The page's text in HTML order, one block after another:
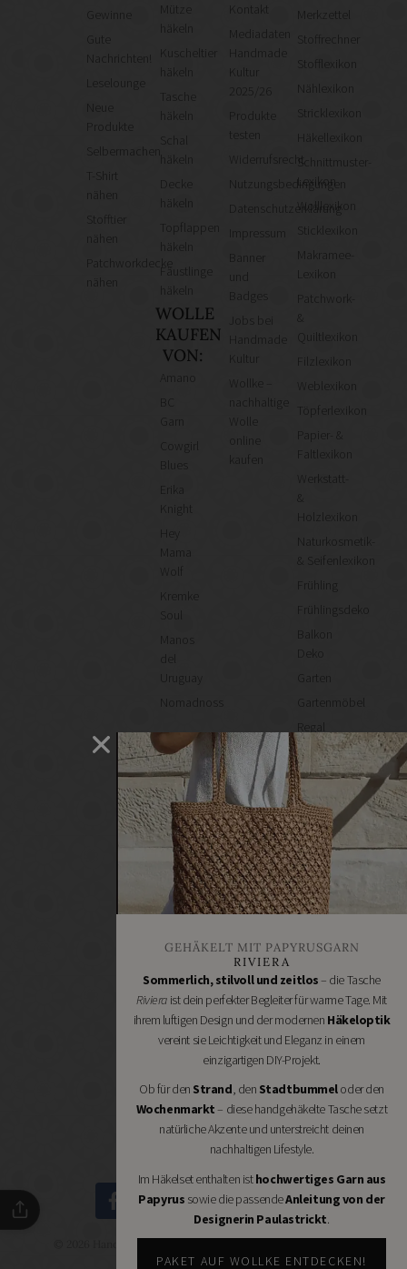
Gute
Nachrichten!
Leselounge
Neue
Produkte
Selbermachen
T-Shirt
Stofftier
Patchworkdecke
Mütze
häkeln
Kuscheltier
häkeln
Tasche
häkeln
häkeln
Topflappen
häkeln
Fäustlinge
häkeln
WOLLE
KAUFEN
VON:
Cowgirl
Knight
Mama
Wolf
Kremke
Manos
Uruguay
Nomadnoss
Kontakt
Mediadaten
Kultur
2025/26
Produkte
testen
Widerrufsrecht
Nutzungsbedingungen
Datenschutzerklärung
Kultur
Wollke –
nachhaltige
kaufen
Merkzettel
Stoffrechner
Stofflexikon
Nählexikon
Stricklexikon
Häkellexikon
Schnittmuster-
Lexikon
Wolllexikon
Sticklexikon
Makramee-
Lexikon
Patchwork-
&
Quiltlexikon
Weblexikon
Töpferlexikon
Papier- &
Faltlexikon
Werkstatt-
&
Holzlexikon
Naturkosmetik-
& Seifenlexikon
Frühling
Frühlingsdeko
Balkon
Deko
Garten
Gartenmöbel
Regal
selber
machen
Heimwerken
Renovieren
DIY
GESCHÄFTE
Bastelbedarf
Stoffgeschäfte
Handgemachtes
Schneidereibedarf
Handarbeitszubehör
DIY
Online
Shops
Schmuckzubehör
Nähmaschinen
selbermachen.
GEHÄKELT MIT PAPYRUSGARN
RIVIERA
Sommerlich, stilvoll und zeitlos– die Tasche
Rivieraist dein perfekter Begleiter für warme Tage. Mit
ihrem luftigen Design und der modernen Häkeloptik
vereint sie Leichtigkeit und Eleganz in einem
einzigartigen DIY-Projekt.
Ob für den Strand, den Stadtbummeloder den
Wochenmarkt– diese handgehäkelte Tasche setzt
natürliche Akzente und unterstreicht deinen
nachhaltigen Lifestyle.
Im Häkelset enthalten isthochwertiges Garn aus
Papyrus sowie die passendeAnleitung von der
Designerin Paulastrickt.
PAKET AUF WOLLKE ENTDECKEN!